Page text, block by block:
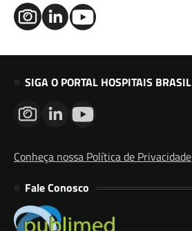
SIGA O PORTAL HOSPITAIS BRASIL
Conheça nossa Política de Privacidade
Fale Conosco